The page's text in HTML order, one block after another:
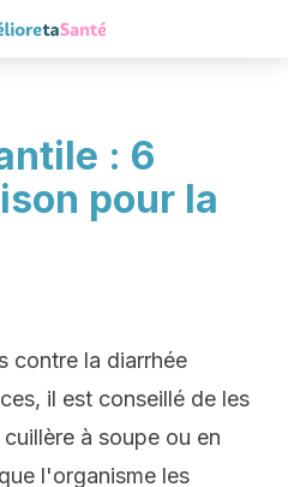
: 6
pour la
contre la diarrhée
il est conseillé de les
à soupe ou en
l'organisme les